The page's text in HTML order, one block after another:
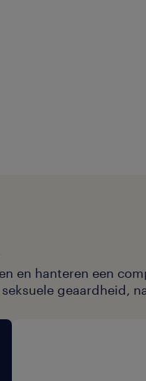
en hanteren een
geaardheid,